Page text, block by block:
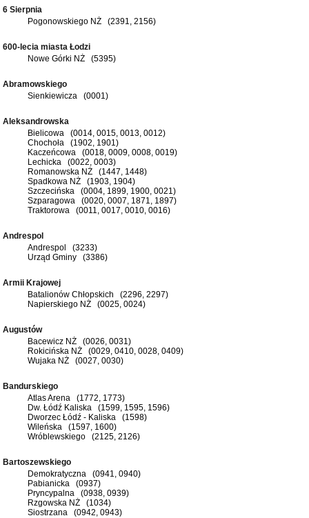
6 Sierpnia
Pogonowskiego NŻ (2391, 2156)
600-lecia miasta Łodzi
Nowe Górki NŻ (5395)
Abramowskiego
Sienkiewicza (0001)
Aleksandrowska
Bielicowa (0014, 0015, 0013, 0012)
Chochoła (1902, 1901)
Kaczeńcowa (0018, 0009, 0008, 0019)
Lechicka (0022, 0003)
Romanowska NŻ (1447, 1448)
Spadkowa NŻ (1903, 1904)
Szczecińska (0004, 1899, 1900, 0021)
Szparagowa (0020, 0007, 1871, 1897)
Traktorowa (0011, 0017, 0010, 0016)
Andrespol
Andrespol (3233)
Urząd Gminy (3386)
Armii Krajowej
Batalionów Chłopskich (2296, 2297)
Napierskiego NŻ (0025, 0024)
Augustów
Bacewicz NŻ (0026, 0031)
Rokicińska NŻ (0029, 0410, 0028, 0409)
Wujaka NŻ (0027, 0030)
Bandurskiego
Atlas Arena (1772, 1773)
Dw. Łódź Kaliska (1599, 1595, 1596)
Dworzec Łódź - Kaliska (1598)
Wileńska (1597, 1600)
Wróblewskiego (2125, 2126)
Bartoszewskiego
Demokratyczna (0941, 0940)
Pabianicka (0937)
Pryncypalna (0938, 0939)
Rzgowska NŻ (1034)
Siostrzana (0942, 0943)